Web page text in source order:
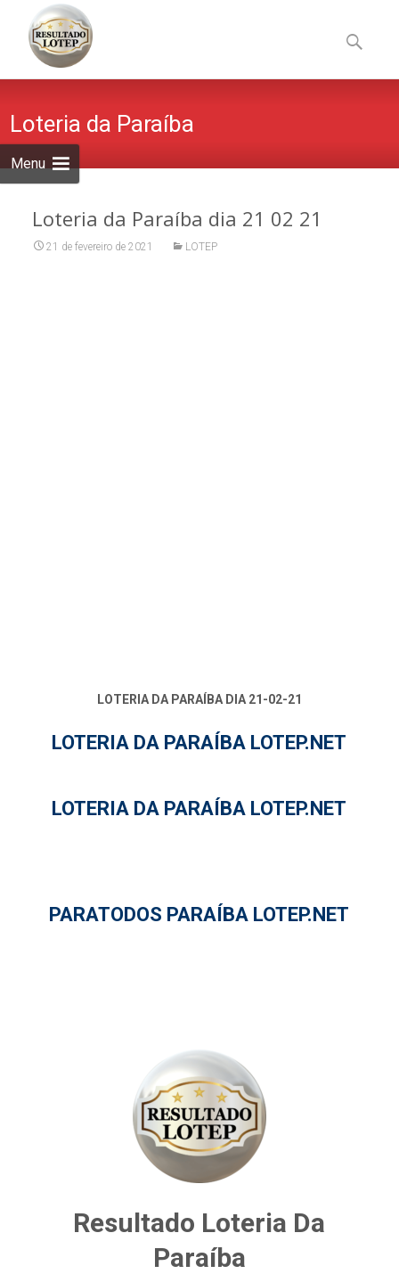
Menu
to
content
por:
Loteria da Paraíba
Loteria da Paraíba dia 21 02 21
21 de fevereiro de 2021 LOTEP
LOTERIA DA PARAÍBA DIA 21-02-21
LOTERIA DA PARAÍBA LOTEP.NET
LOTERIA DA PARAÍBA LOTEP.NET
PARATODOS PARAÍBA LOTEP.NET
Resultado Loteria Da
Paraíba